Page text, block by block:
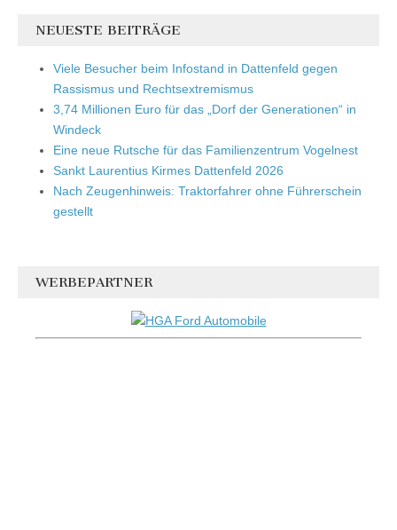
NEUESTE BEITRÄGE
Viele Besucher beim Infostand in Dattenfeld gegen
Rassismus und Rechtsextremismus
3,74 Millionen Euro für das „Dorf der Generationen“ in
Windeck
Eine neue Rutsche für das Familienzentrum Vogelnest
Sankt Laurentius Kirmes Dattenfeld 2026
Nach Zeugenhinweis: Traktorfahrer ohne Führerschein
gestellt
WERBEPARTNER